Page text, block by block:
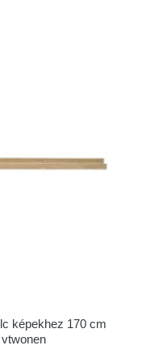
képekhez 170 cm